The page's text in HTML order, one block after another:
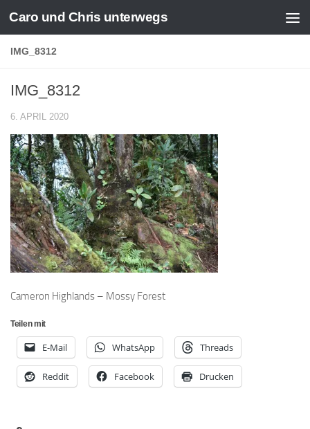
Zum Inhalt springen
Caro und Chris unterwegs
IMG_8312
IMG_8312
6. APRIL 2020
Cameron Highlands – Mossy Forest
Teilen mit
E-Mail WhatsApp Threads
Reddit Facebook Drucken